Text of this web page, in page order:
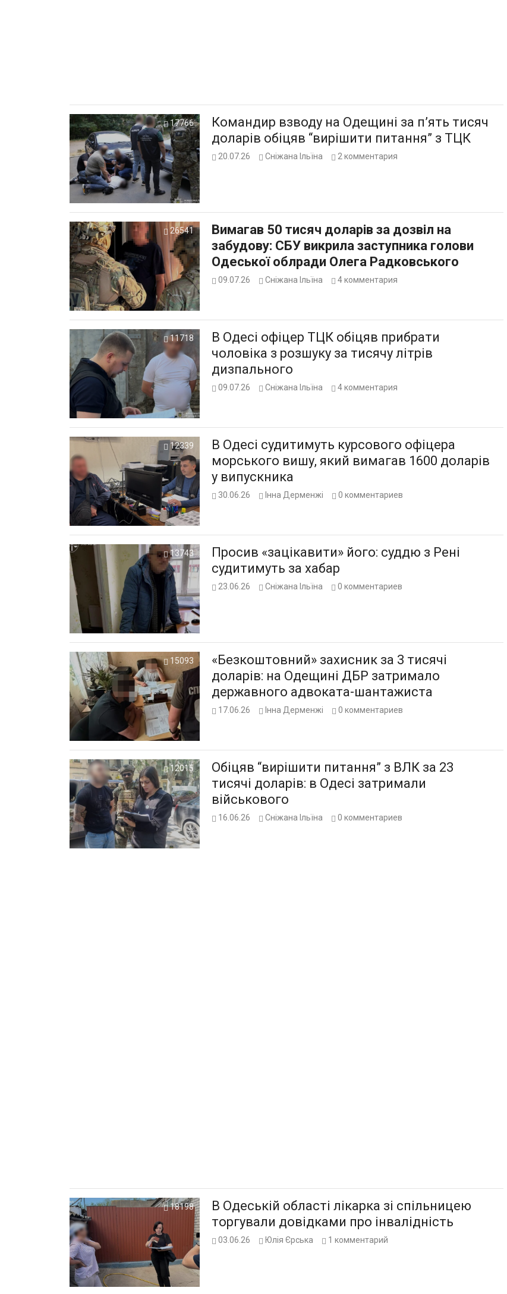
17766
Командир взводу на Одещині за п’ять тисяч
доларів обіцяв “вирішити питання” з ТЦК
20.07.26 Сніжана Ільїна 2 комментария
26541
Вимагав 50 тисяч доларів за дозвіл на
забудову: СБУ викрила заступника голови
Одеської облради Олега Радковського
09.07.26 Сніжана Ільїна 4комментария
11718
В Одесі офіцер ТЦК обіцяв прибрати
чоловіка з розшуку за тисячу літрів
дизпального
09.07.26 Сніжана Ільїна 4комментария
12339
В Одесі судитимуть курсового офіцера
морського вишу, який вимагав 1600 доларів
у випускника
30.06.26 Інна Дерменжі 0 комментариев
13743
Просив «зацікавити» його: суддю з Рені
судитимуть за хабар
23.06.26 Сніжана Ільїна 0 комментариев
15093
«Безкоштовний» захисник за 3 тисячі
доларів: на Одещині ДБР затримало
державного адвоката-шантажиста
17.06.26 Інна Дерменжі 0 комментариев
12015
Обіцяв “вирішити питання” з ВЛК за 23
тисячі доларів: в Одесі затримали
військового
16.06.26 Сніжана Ільїна 0 комментариев
18198
В Одеській області лікарка зі спільницею
торгували довідками про інвалідність
03.06.26 Юлія Єрська 1 комментарий